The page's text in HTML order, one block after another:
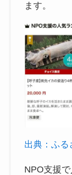
ます。
出典：ふる
NPO支援